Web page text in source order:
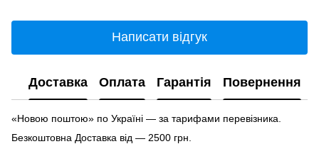
Написати відгук
Доставка Оплата Гарантія Повернення
«Новою поштою» по Україні — за тарифами перевізника.
Безкоштовна Доставка від — 2500 грн.